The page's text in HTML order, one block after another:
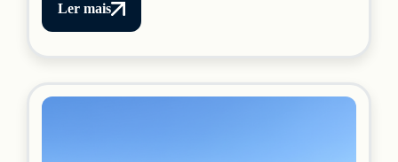
Ler mais